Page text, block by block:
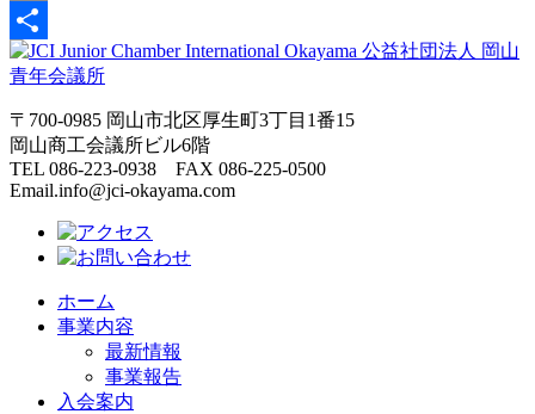
Email
共
〒700-0985 岡山市北区厚生町3丁目1番15
岡山商工会議所ビル6階
TEL 086-223-0938 FAX 086-225-0500
Email.info@jci-okayama.com
ホーム
事業内容
最新情報
事業報告
入会案内